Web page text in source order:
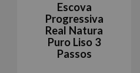
Escova
Progressiva
Real Natura
Puro Liso 3
Passos